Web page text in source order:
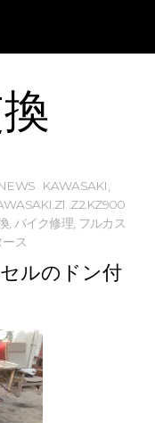
KAWASAKI,
.Z2.KZ900
, バイク修理, フルカス
ース
ルのドン付